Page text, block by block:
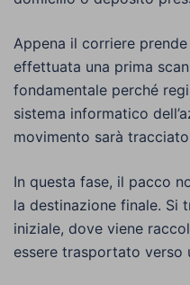
Appena il corriere
effettuata una prima
fondamentale perché
sistema informatico
movimento sarà
In questa fase, il pacco
la destinazione finale. Si
iniziale, dove viene
essere trasportato verso